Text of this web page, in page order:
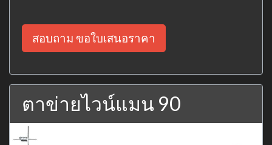
สอบถาม ขอใบเสนอราคา
ตาข่ายไวน์แมน 90